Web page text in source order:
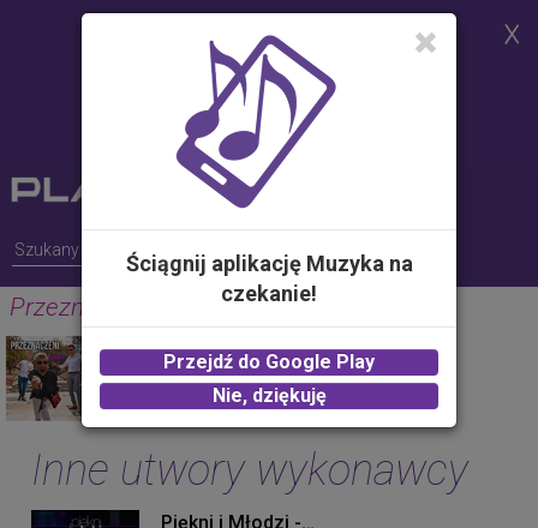
celu realizacji usług i zgodnie z
Polityką Plików Cookies.
Możesz określić warunki
przechowywania lub dostępu do
plików cookies w Twojej
przeglądarce
Przeznaczeni (Original Mix)
PIĘKNI I MŁODZI
2.00 zł -KUP
Inne utwory wykonawcy
Piękni i Młodzi - Bez siebie (Original Mix)
Ściągnij aplikację Muzyka na
czekanie!
Przejdź do Google Play
Nie, dziękuję